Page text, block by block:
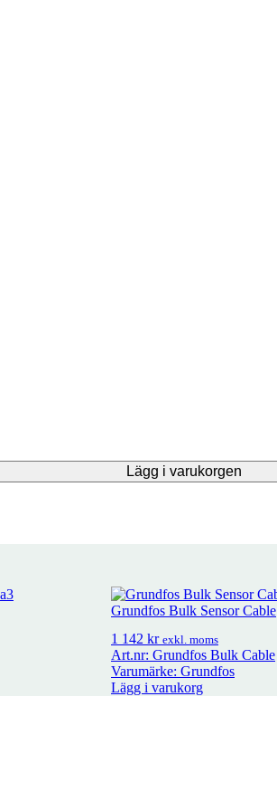
Lägg i varukorgen
Grundfos Bulk Sensor Cable
1 142 kr exkl. moms
Art.nr: Grundfos Bulk Cable
Varumärke: Grundfos
Lägg i varukorg